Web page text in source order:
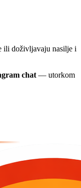
ili doživljavaju nasilje i
chat — utorkom